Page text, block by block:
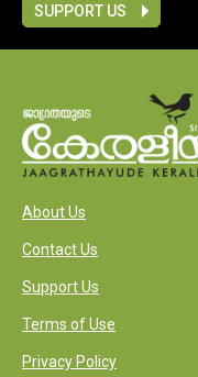
SUPPORT US
About Us
Contact Us
Support Us
Terms of Use
Privacy Policy